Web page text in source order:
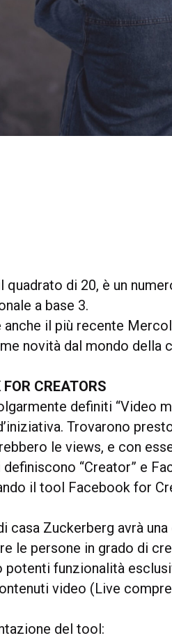
quadrato di 20, è un
a base 3.
anche il più recente
novità dal mondo della
CREATORS
definiti “Video
Trovarono
le views, e con
“Creator” e
il tool Facebook for
casa Zuckerberg avrà
le persone in grado di
potenti funzionalità
video (Live
del tool: